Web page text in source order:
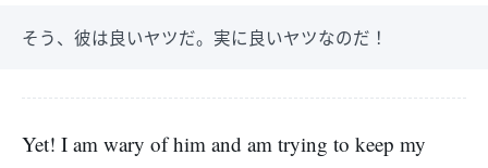
そう、彼は良いヤツだ。実に良いヤツなのだ！
Yet! I am wary of him and am trying to keep my